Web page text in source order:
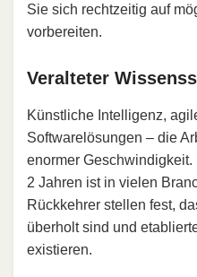
Sie sich rechtzeitig auf
vorbereiten.
Veralteter
Künstliche Intelligenz,
Softwarelösungen – die
enormer
2 Jahren ist in vielen
Rückkehrer stellen fest,
überholt sind und
existieren.